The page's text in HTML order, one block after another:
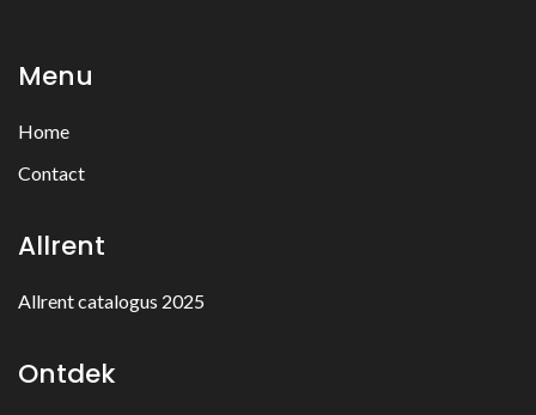
Menu
Home
Contact
Allrent
Allrent catalogus 2025
Ontdek